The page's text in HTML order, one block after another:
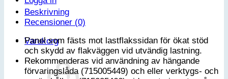
Varukorg
Traxter
G1
&
MAX
mängd
Beskrivning
Recensioner (0)
Panel som fästs mot lastflakssidan för ökat stöd
och skydd av flakväggen vid utvändig lastning.
Rekommenderas vid användning av hängande
förvaringslåda (715005449) och eller verktygs- och